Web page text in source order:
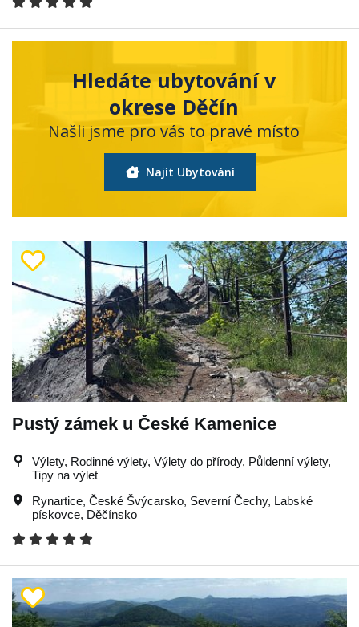
Hledáte ubytování v
okrese Děčín
Našli jsme pro vás to pravé místo
Najít Ubytování
Pustý zámek u České Kamenice
Výlety, Rodinné výlety, Výlety do přírody, Půldenní výlety,
Tipy na výlet
Rynartice, České Švýcarsko, Severní Čechy, Labské
pískovce, Děčínsko